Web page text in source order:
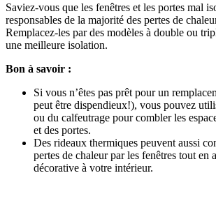
Saviez-vous que les fenêtres et les portes mal
responsables de la majorité des pertes de
Remplacez-les par des modèles à double ou
une meilleure isolation.
Bon à savoir :
Si vous n’êtes pas prêt pour un
peut être dispendieux!), vous pouvez
ou du calfeutrage pour combler les
et des portes.
Des rideaux thermiques peuvent aussi
pertes de chaleur par les fenêtres tout en
décorative à votre intérieur.